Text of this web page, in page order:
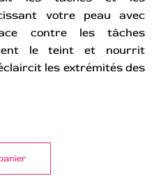
votre peau avec
contre les tâches
le teint et nourrit
les extrémités des